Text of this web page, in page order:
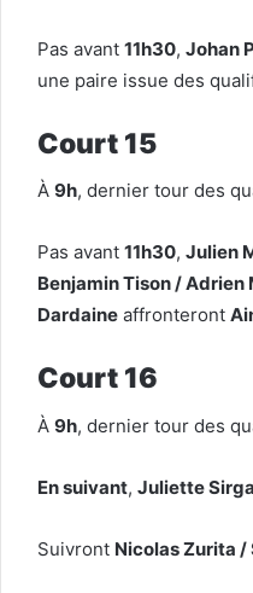
Pas avant 11h30, Johan
une paire issue des
Court 15
À 9h, dernier tour des
Pas avant 11h30, Julien
Benjamin Tison / Adrien
Dardaine affronteront
Court 16
À 9h, dernier tour des
En suivant, Juliette
Suivront Nicolas Zurita /